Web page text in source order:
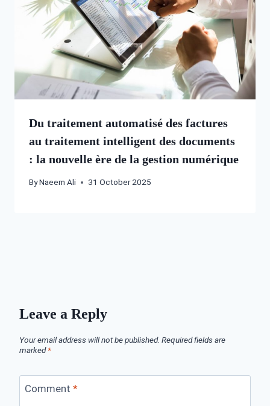
Du traitement automatisé des factures
au traitement intelligent des documents
: la nouvelle ère de la gestion numérique
ByNaeem Ali 31 October 2025
Leave a Reply
Your email address will not be published. Required fields are
marked*
Comment *